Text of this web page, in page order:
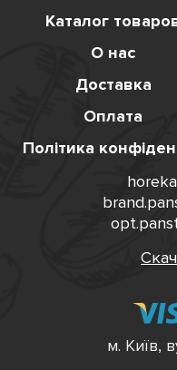
Каталог
О нас
Доставка
Оплата
Політика
м. Київ,